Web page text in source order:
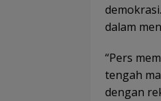
dalam
“Pers
tengah
dengan